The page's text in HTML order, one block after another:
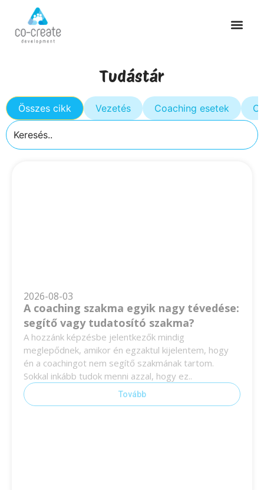
Tudástár
Összes cikk Vezetés Coaching esetek
2026-08-03
A coaching szakma egyik nagy tévedése:
segítő vagy tudatosító szakma?
A hozzánk képzésbe jelentkezők mindig
meglepődnek, amikor én egzaktul kijelentem, hogy
én a coachingot nem segítő szakmának tartom.
Sokkal inkább tudok menni azzal, hogy ez..
Tovább